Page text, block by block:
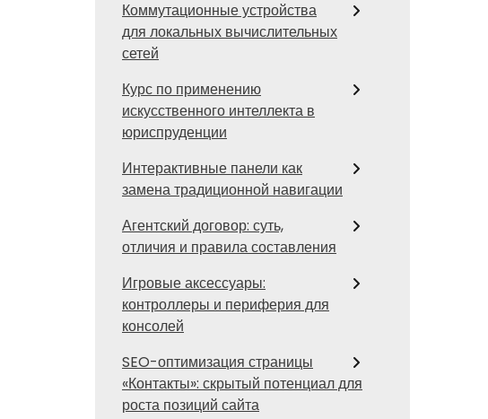
Коммутационные устройства
для локальных вычислительных
сетей
Курс по применению
искусственного интеллекта в
юриспруденции
Интерактивные панели как
замена традиционной навигации
Агентский договор: суть,
отличия и правила составления
Игровые аксессуары:
контроллеры и периферия для
консолей
SEO-оптимизация страницы
«Контакты»: скрытый потенциал для
роста позиций сайта